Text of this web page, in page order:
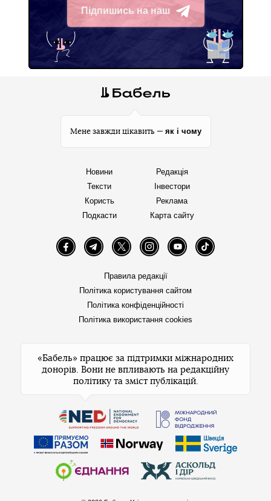
Підпишись на наш
Telegram
Мене завжди цікавить — як і чому
Новини
Тексти
Користь
Подкасти
Редакція
Інвестори
Реклама
Карта сайту
FacebookTelegramTwitter InstagramYouTube TikTok
Правила редакції
Політика користування сайтом
Політика конфіденційності
Політика використання cookies
«Бабель» працює за підтримки міжнародних
донорів. Вони не впливають на редакційну
політику та зміст публікацій.